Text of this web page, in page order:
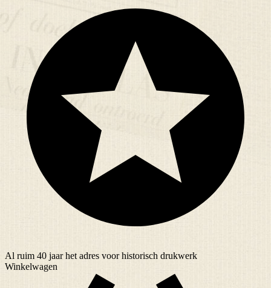
Al ruim 40 jaarhet adres voor historisch drukwerk
Winkelwagen